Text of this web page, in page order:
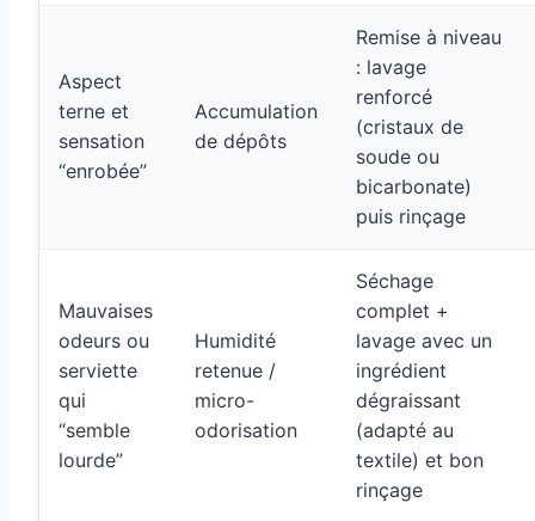
Aspect
terne et
sensation
“enrobée”
Accumulation
de dépôts
Remise à niveau
: lavage
renforcé
(cristaux de
soude ou
bicarbonate)
puis rinçage
Mauvaises
odeurs ou
serviette
qui
“semble
lourde”
Humidité
retenue /
micro-
odorisation
Séchage
complet +
lavage avec un
ingrédient
dégraissant
(adapté au
textile) et bon
rinçage